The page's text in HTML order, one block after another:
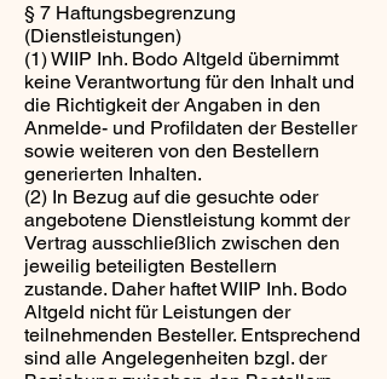
§ 7 Haftungsbegrenzung
(Dienstleistungen)
(1) WIIP Inh. Bodo Altgeld übernimmt
keine Verantwortung für den Inhalt und
die Richtigkeit der Angaben in den
Anmelde- und Profildaten der Besteller
sowie weiteren von den Bestellern
generierten Inhalten.
(2) In Bezug auf die gesuchte oder
angebotene Dienstleistung kommt der
Vertrag ausschließlich zwischen den
jeweilig beteiligten Bestellern
zustande. Daher haftet WIIP Inh. Bodo
Altgeld nicht für Leistungen der
teilnehmenden Besteller. Entsprechend
sind alle Angelegenheiten bzgl. der